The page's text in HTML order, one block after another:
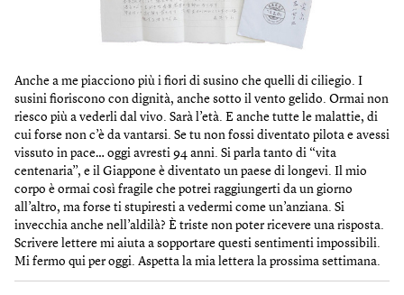
Anche a me piacciono più i fiori di susino che quelli di ciliegio. I
susini fioriscono con dignità, anche sotto il vento gelido. Ormai non
riesco più a vederli dal vivo. Sarà l’età. E anche tutte le malattie, di
cui forse non c’è da vantarsi. Se tu non fossi diventato pilota e avessi
vissuto in pace… oggi avresti 94 anni. Si parla tanto di “vita
centenaria”, e il Giappone è diventato un paese di longevi. Il mio
corpo è ormai così fragile che potrei raggiungerti da un giorno
all’altro, ma forse ti stupiresti a vedermi come un’anziana. Si
invecchia anche nell’aldilà? È triste non poter ricevere una risposta.
Scrivere lettere mi aiuta a sopportare questi sentimenti impossibili.
Mi fermo qui per oggi. Aspetta la mia lettera la prossima settimana.